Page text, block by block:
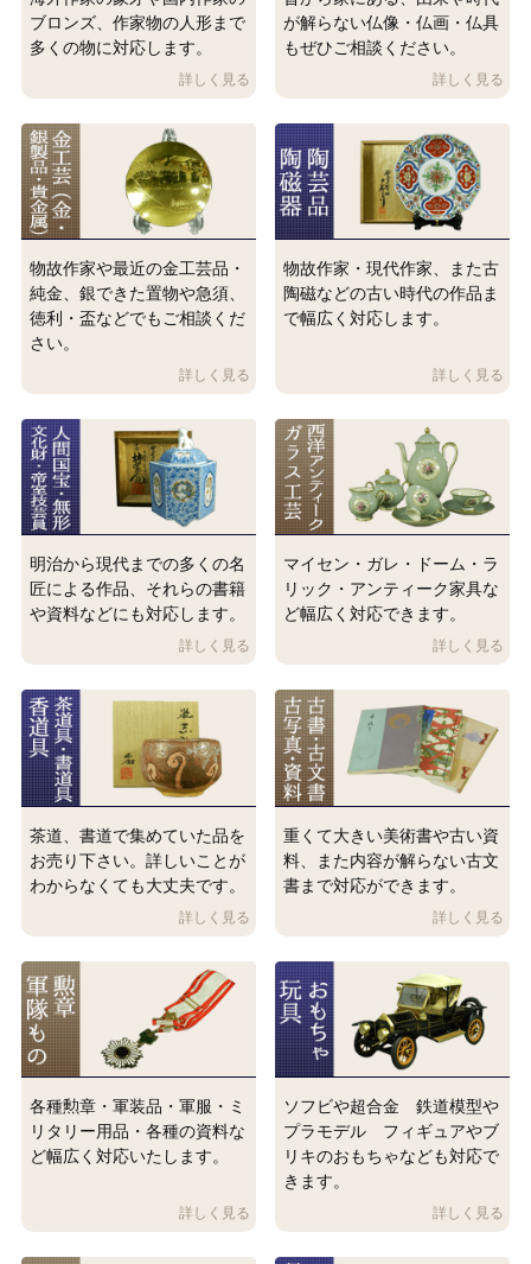
ブロンズ、作家物の人形まで
多くの物に対応します。
が解らない仏像・仏画・仏具
もぜひご相談ください。
物故作家や最近の金工芸品・
純金、銀できた置物や急須、
徳利・盃などでもご相談くだ
さい。
物故作家・現代作家、また古
陶磁などの古い時代の作品ま
で幅広く対応します。
明治から現代までの多くの名
匠による作品、それらの書籍
や資料などにも対応します。
マイセン・ガレ・ドーム・ラ
リック・アンティーク家具な
ど幅広く対応できます。
茶道、書道で集めていた品を
お売り下さい。詳しいことが
わからなくても大丈夫です。
重くて大きい美術書や古い資
料、また内容が解らない古文
書まで対応ができます。
各種勲章・軍装品・軍服・ミ
リタリー用品・各種の資料な
ど幅広く対応いたします。
ソフビや超合金 鉄道模型や
プラモデル フィギュアやブ
リキのおもちゃなども対応で
きます。